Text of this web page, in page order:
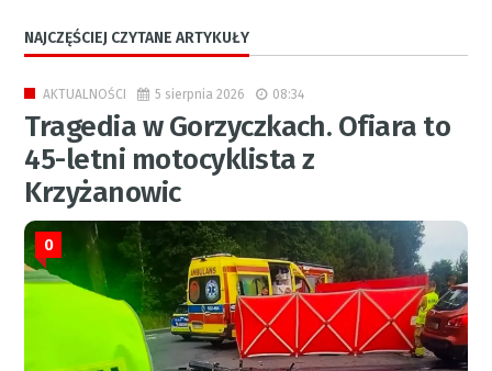
NAJCZĘŚCIEJ CZYTANE ARTYKUŁY
AKTUALNOŚCI 5 sierpnia 2026 08:34
Tragedia w Gorzyczkach. Ofiara to
45-letni motocyklista z
Krzyżanowic
0